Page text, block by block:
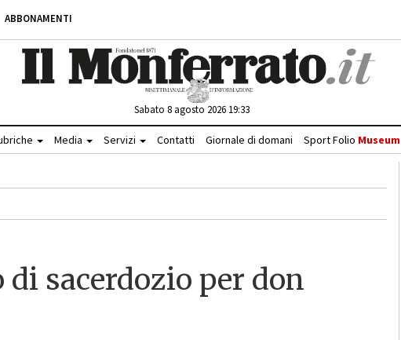
ABBONAMENTI
Sabato 8 agosto 2026 19:33
Media Servizi Contatti Giornale di domani Sport Folio Museum
sacerdozio per don